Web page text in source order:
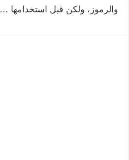
والرموز، ولكن قبل استخدامها …